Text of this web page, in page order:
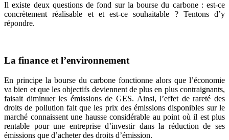
Il existe deux questions de fond sur la bourse du carbone : est-ce
concrètement réalisable et et est-ce souhaitable ? Tentons d’y
répondre.
La finance et l’environnement
En principe la bourse du carbone fonctionne alors que l’économie
va bien et que les objectifs deviennent de plus en plus contraignants,
faisait diminuer les émissions de GES. Ainsi, l’effet de rareté des
droits de pollution fait que les prix des émissions disponibles sur le
marché connaissent une hausse considérable au point où il est plus
rentable pour une entreprise d’investir dans la réduction de ses
émissions que d’acheter des droits d’émission.